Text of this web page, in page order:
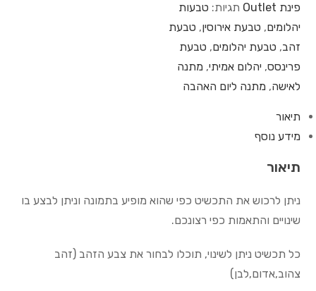
פינת Outlet
תגיות: טבעות
יהלומים, טבעת אירוסין, טבעת
זהב, טבעת יהלומים, טבעת
פרינסס, יהלום אמיתי, מתנה
לאישה, מתנה ליום האהבה
תיאור
מידע נוסף
תיאור
ניתן לרכוש את התכשיט כפי שהוא מופיע בתמונה וניתן לבצע בו
שינויים והתאמות כפי רצונכם.
כל תכשיט ניתן לשינוי, תוכלו לבחור את צבע הזהב (זהב
צהוב,אדום,לבן)